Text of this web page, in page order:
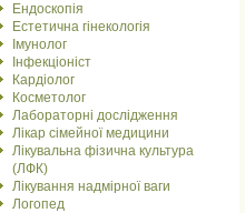
Ендоскопія
Естетична гінекологія
Імунолог
Інфекціоніст
Кардіолог
Косметолог
Лабораторні дослідження
Лікар сімейної медицини
Лікувальна фізична культура
(ЛФК)
Лікування надмірної ваги
Логопед